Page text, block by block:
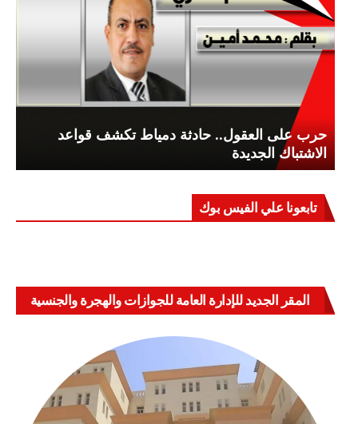
حرب على العقول.. حادثة دمياط تكشف قواعد
الاشتباك الجديدة
تابعونا علي الفيس بوك
المقر الجديد للإدارة العامة للجوازات والهجرة والجنسية